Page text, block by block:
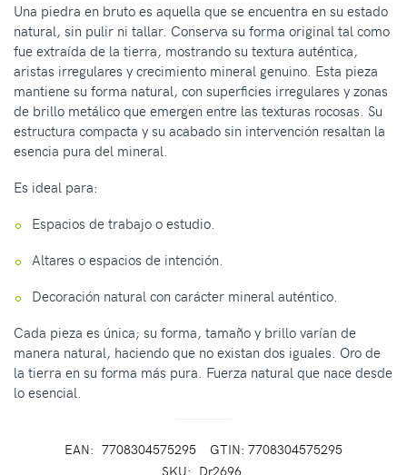
Una piedra en bruto es aquella que se encuentra en su estado
natural, sin pulir ni tallar. Conserva su forma original tal como
fue extraída de la tierra, mostrando su textura auténtica,
aristas irregulares y crecimiento mineral genuino. Esta pieza
mantiene su forma natural, con superficies irregulares y zonas
de brillo metálico que emergen entre las texturas rocosas. Su
estructura compacta y su acabado sin intervención resaltan la
esencia pura del mineral.
Es ideal para:
Espacios de trabajo o estudio.
Altares o espacios de intención.
Decoración natural con carácter mineral auténtico.
Cada pieza es única; su forma, tamaño y brillo varían de
manera natural, haciendo que no existan dos iguales. Oro de
la tierra en su forma más pura. Fuerza natural que nace desde
lo esencial.
EAN: 7708304575295
GTIN: 7708304575295
SKU: Dr2696